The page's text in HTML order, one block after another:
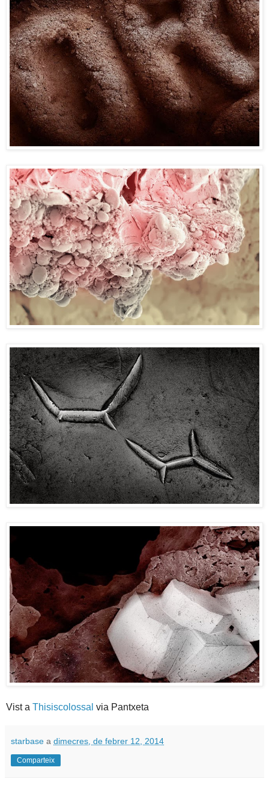
Vist a Thisiscolossal via Pantxeta
starbase a dimecres, de febrer 12, 2014
Comparteix